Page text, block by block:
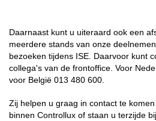
Daarnaast kunt u uiteraard ook een
meerdere stands van onze
bezoeken tijdens ISE. Daarvoor kunt
collega's van de frontoffice. Voor
voor België 013 480 600.
Zij helpen u graag in contact te
binnen Controllux of staan u terzijde